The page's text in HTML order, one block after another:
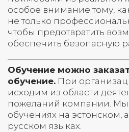
особое внимание тому,
не только
чтобы предотвратить
обеспечить безопасную
Обучение можно
обучение. При
исходим из области
пожеланий компании.
обучениях на эстонском,
русском языках.